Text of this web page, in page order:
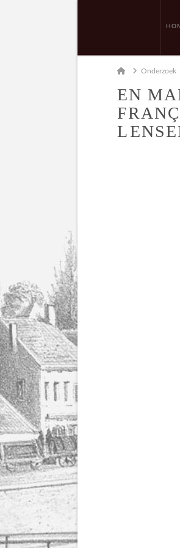
HomeOnderzoek
EN